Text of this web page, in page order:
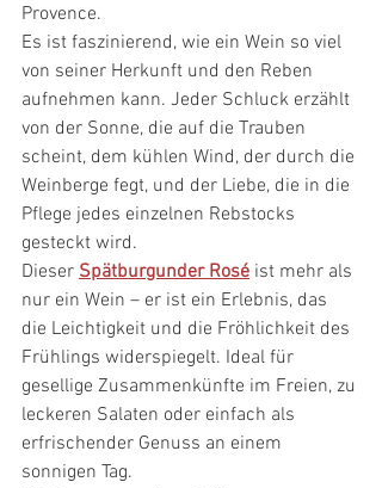
Provence.
Es ist faszinierend, wie ein Wein so viel
von seiner Herkunft und den Reben
aufnehmen kann. Jeder Schluck erzählt
von der Sonne, die auf die Trauben
scheint, dem kühlen Wind, der durch die
Weinberge fegt, und der Liebe, die in die
Pflege jedes einzelnen Rebstocks
gesteckt wird.
Dieser Spätburgunder Rosé ist mehr als
nur ein Wein – er ist ein Erlebnis, das
die Leichtigkeit und die Fröhlichkeit des
Frühlings widerspiegelt. Ideal für
gesellige Zusammenkünfte im Freien, zu
leckeren Salaten oder einfach als
erfrischender Genuss an einem
sonnigen Tag.